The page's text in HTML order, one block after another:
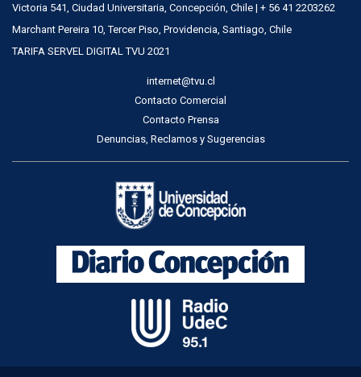
Victoria 541, Ciudad Universitaria, Concepción, Chile | + 56 41 2203262
Marchant Pereira 10, Tercer Piso, Providencia, Santiago, Chile
TARIFA SERVEL DIGITAL TVU 2021
internet@tvu.cl
Contacto Comercial
Contacto Prensa
Denuncias, Reclamos y Sugerencias